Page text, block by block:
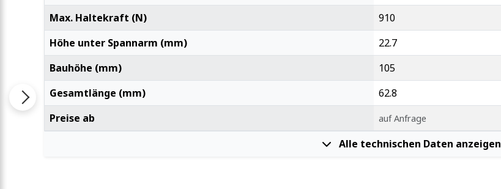
Max. Haltekraft (N)
910
Höhe unter Spannarm (mm)
22.7
Bauhöhe (mm)
105
Gesamtlänge (mm)
62.8
Preise ab
auf Anfrage
Alle technischen Daten anzeigen